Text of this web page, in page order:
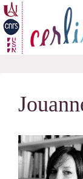
Passer
au
contenu